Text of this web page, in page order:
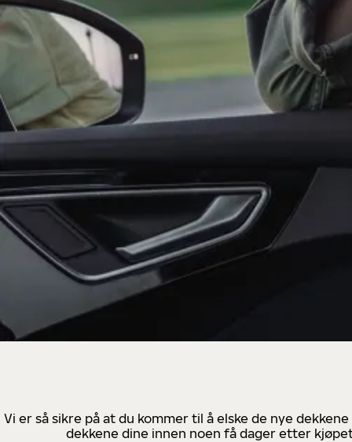
Vi er så sikre på at du kommer til å elske de nye
dekkene dine innen noen få dager etter